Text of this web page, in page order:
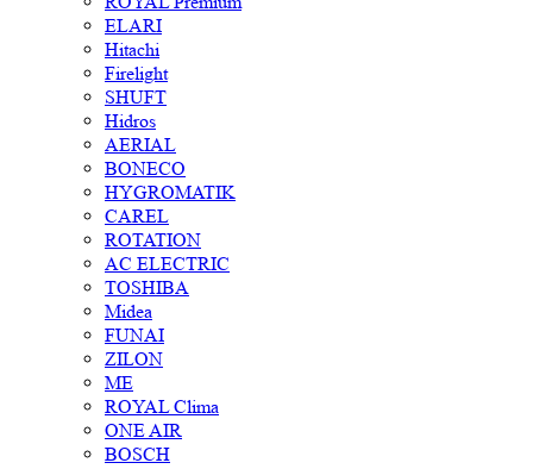
ELARI
Hitachi
Firelight
SHUFT
Hidros
AERIAL
BONECO
HYGROMATIK
CAREL
ROTATION
AC ELECTRIC
TOSHIBA
Midea
FUNAI
ZILON
ME
ROYAL Clima
ONE AIR
BOSCH